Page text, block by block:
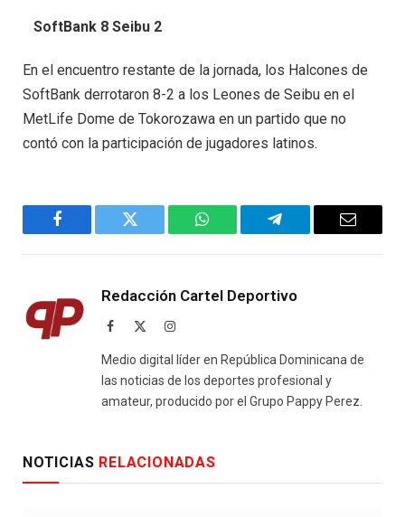
SoftBank 8 Seibu 2
En el encuentro restante de la jornada, los Halcones de
SoftBank derrotaron 8-2 a los Leones de Seibu en el
MetLife Dome de Tokorozawa en un partido que no
contó con la participación de jugadores latinos.
Facebook Twitter WhatsAppTelegram Email
Redacción Cartel Deportivo
Facebook Instagram
Medio digital líder en República Dominicana de
las noticias de los deportes profesional y
amateur, producido por el Grupo Pappy Perez.
NOTICIAS RELACIONADAS